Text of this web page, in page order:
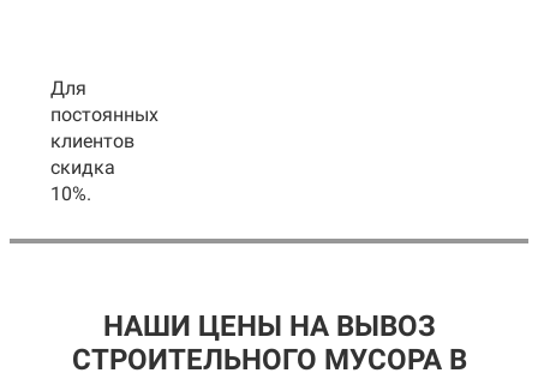
Для
постоянных
клиентов
скидка
10%.
НАШИ ЦЕНЫ НА ВЫВОЗ
СТРОИТЕЛЬНОГО МУСОРА В